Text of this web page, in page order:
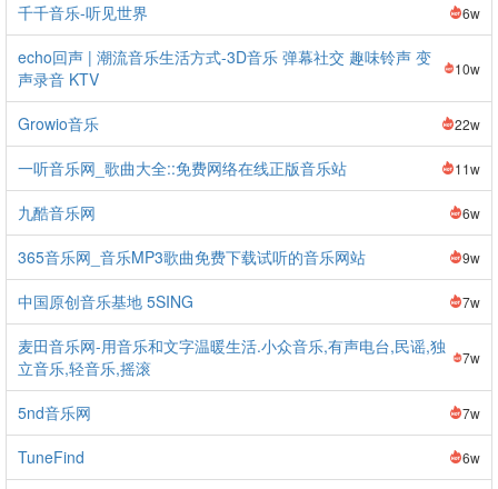
千千音乐-听见世界 6w
echo回声 | 潮流音乐生活方式-3D音乐 弹幕社交 趣味铃声 变
声录音 KTV
10w
Growio音乐 22w
一听音乐网_歌曲大全::免费网络在线正版音乐站 11w
九酷音乐网 6w
365音乐网_音乐MP3歌曲免费下载试听的音乐网站 9w
中国原创音乐基地 5SING 7w
麦田音乐网-用音乐和文字温暖生活.小众音乐,有声电台,民谣,独
立音乐,轻音乐,摇滚
7w
5nd音乐网 7w
TuneFind 6w